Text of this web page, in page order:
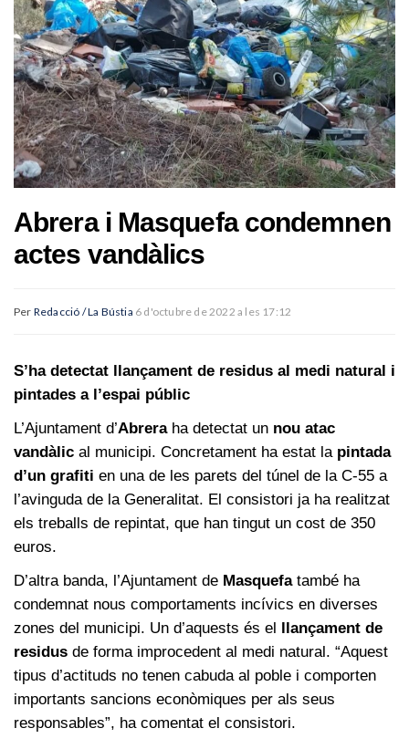
Abrera i Masquefa condemnen
actes vandàlics
Per Redacció / La Bústia 6 d'octubre de 2022 a les 17:12
S’ha detectat llançament de residus al medi natural i
pintades a l’espai públic
L’Ajuntament d’Abreraha detectat un nou atac
vandàlic al municipi. Concretament ha estat la pintada
d’un grafiti en una de les parets del túnel de la C-55 a
l’avinguda de la Generalitat. El consistori ja ha realitzat
els treballs de repintat, que han tingut un cost de 350
euros.
D’altra banda, l’Ajuntament de Masquefatambé ha
condemnat nous comportaments incívics en diverses
zones del municipi. Un d’aquests és el llançament de
residus de forma improcedent al medi natural. “Aquest
tipus d’actituds no tenen cabuda al poble i comporten
importants sancions econòmiques per als seus
responsables”, ha comentat el consistori.